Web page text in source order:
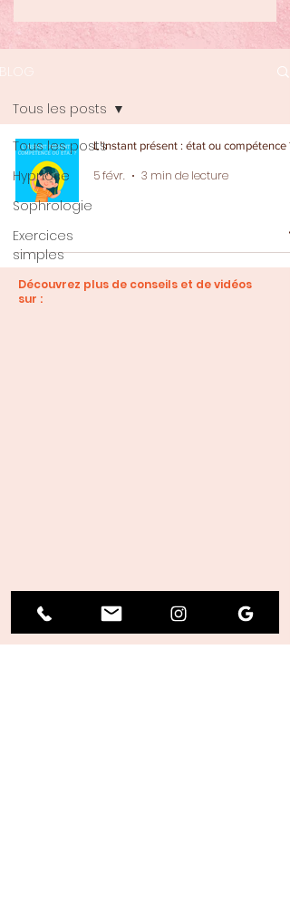
BLOG
Tous les posts
Hypnose
Sophrologie
Exercices
simples
Tous les posts
L’instant présent : état ou compétence ?
5 févr. 3 min de lecture
Découvrez plus de conseils et de vidéos
sur :